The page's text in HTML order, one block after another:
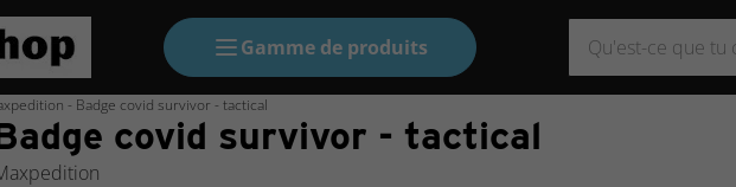
Gamme de produits
- Badge covid survivor - tactical
covid survivor - tactical